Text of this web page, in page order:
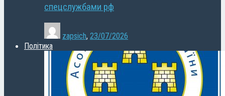
спецслужбами рф
zapsich, 23/07/2026
Політика